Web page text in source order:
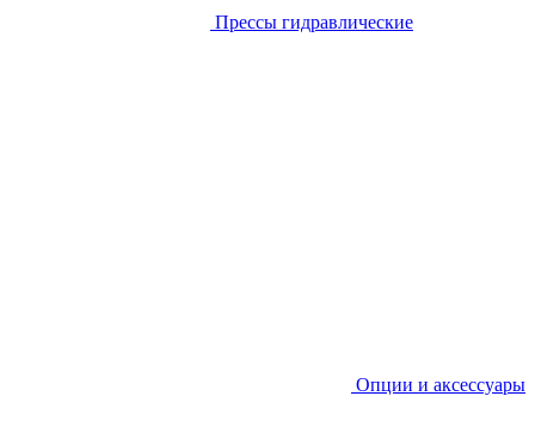
Прессы гидравлические
Опции и аксессуары